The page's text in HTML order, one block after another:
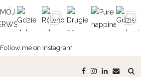
Follow me on Instagram